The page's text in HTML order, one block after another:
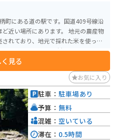
町にある道の駅です。国道409号線沿
にあります。 地元の農産物
れており、地元で採れた米を使った
「ながいきひめ」を使ったスイーツ
園へ行く道は、ワインディングロー
ツの農村をイ
や、日帰り温泉施設「龍宮の湯」な
見る
お気に入り
駐車： 駐車場あり
予算： 無料
混雑： 空いている
滞在： 0.5時間